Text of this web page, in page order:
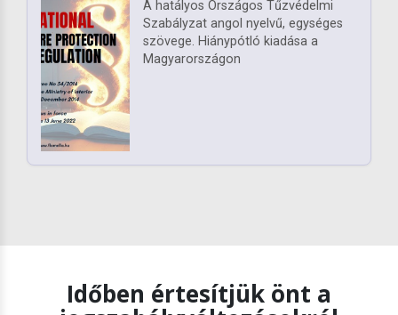
A hatályos Országos Tűzvédelmi
Szabályzat angol nyelvű, egységes
szövege. Hiánypótló kiadása a
Magyarországon
Időben értesítjük önt a